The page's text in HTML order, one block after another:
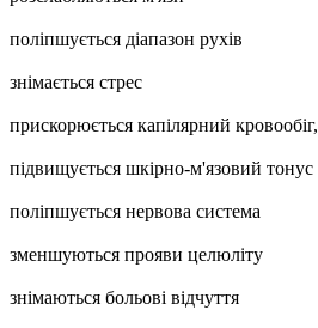
поліпшується діапазон рухів
знімається стрес
прискорюється капілярний кровообіг,
підвищується шкірно-м'язовий тонус
поліпшується нервова система
зменшуються прояви целюліту
знімаються больові відчуття